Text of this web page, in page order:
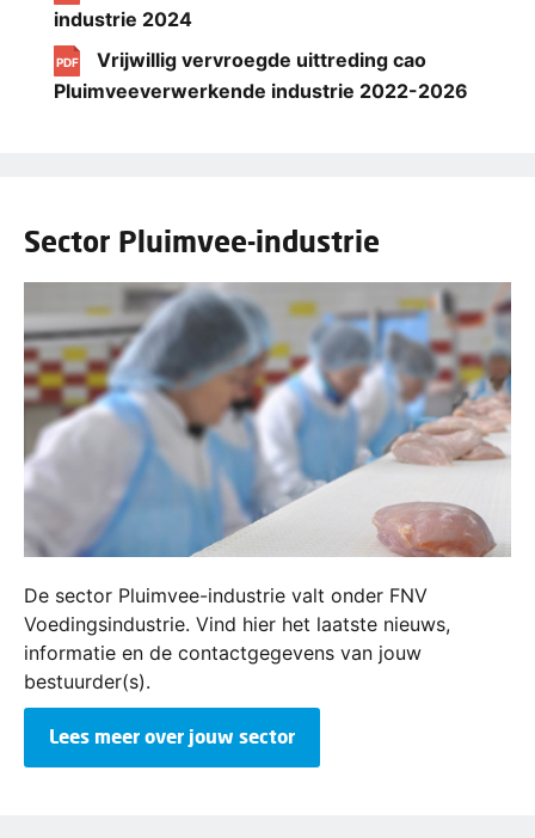
industrie 2024
PDF
Vrijwillig vervroegde uittreding cao
Pluimveeverwerkende industrie 2022-2026
Sector Pluimvee-industrie
De sector Pluimvee-industrie valt onder FNV
Voedingsindustrie. Vind hier het laatste nieuws,
informatie en de contactgegevens van jouw
bestuurder(s).
Lees meer over jouw sector